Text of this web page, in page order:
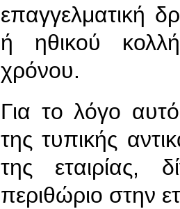
επαγγελματική
ή ηθικού
χρόνου.
Για το λόγο
της τυπικής
της εταιρίας,
περιθώριο στην